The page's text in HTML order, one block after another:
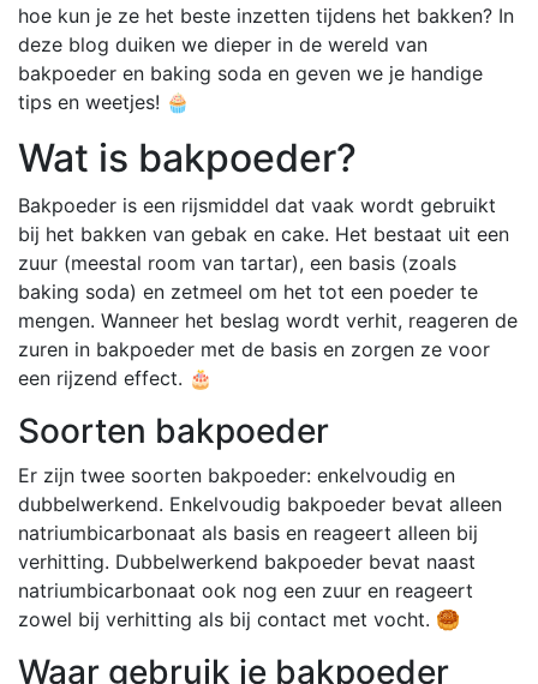
hoe kun je ze het beste inzetten tijdens het bakken? In
deze blog duiken we dieper in de wereld van
bakpoeder en baking soda en geven we je handige
tips en weetjes! 🧁
Wat is bakpoeder?
Bakpoeder is een rijsmiddel dat vaak wordt gebruikt
bij het bakken van gebak en cake. Het bestaat uit een
zuur (meestal room van tartar), een basis (zoals
baking soda) en zetmeel om het tot een poeder te
mengen. Wanneer het beslag wordt verhit, reageren de
zuren in bakpoeder met de basis en zorgen ze voor
een rijzend effect. 🎂
Soorten bakpoeder
Er zijn twee soorten bakpoeder: enkelvoudig en
dubbelwerkend. Enkelvoudig bakpoeder bevat alleen
natriumbicarbonaat als basis en reageert alleen bij
verhitting. Dubbelwerkend bakpoeder bevat naast
natriumbicarbonaat ook nog een zuur en reageert
zowel bij verhitting als bij contact met vocht. 🥮
Waar gebruik je bakpoeder